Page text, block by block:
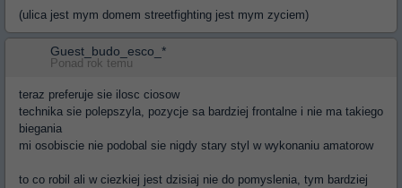
(ulica jest mym domem streetfighting jest mym zyciem)
Guest_budo_esco_*
Ponad rok temu
teraz preferuje sie ilosc ciosow
technika sie polepszyla, pozycje sa bardziej frontalne i nie ma takiego
biegania
mi osobiscie nie podobal sie nigdy stary styl w wykonaniu amatorow
to co robil ali w ciezkiej jest dzisiaj nie do pomyslenia, tym bardziej